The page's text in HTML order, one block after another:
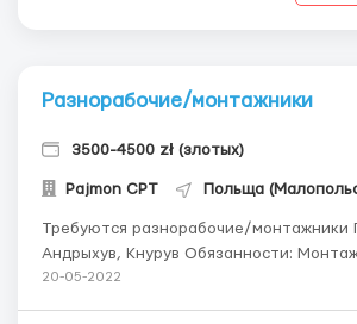
Разнорабочие/монтажники
3500-4500 zł (злотых)
Pajmon CPT Польща
Требуются разнорабочие/монтажники Города: Велюнь,
Андрыхув, Кнурув Обязанности: Монтаж прицепов
Работа по цеху Оплата труда: ∙ Ставка нетто за
20-05-2022